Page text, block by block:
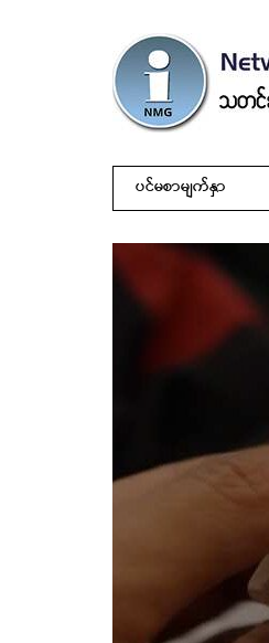
ပင်မစာမျက်နှာ